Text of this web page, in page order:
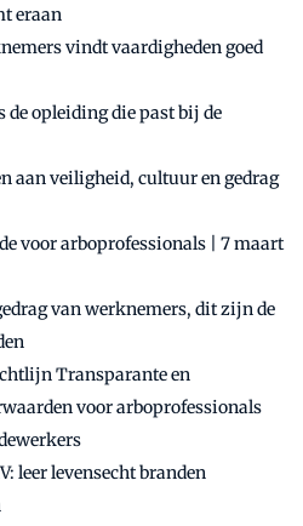
eraan
vindt vaardigheden goed
de opleiding die past bij de
aan veiligheid, cultuur en gedrag
voor arboprofessionals | 7 maart
van werknemers, dit zijn de
Transparante en
voor arboprofessionals
leer levensecht branden